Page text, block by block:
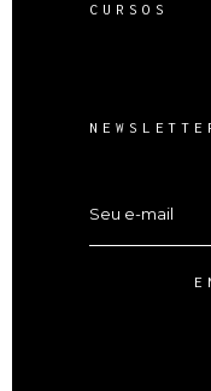
CURSOS